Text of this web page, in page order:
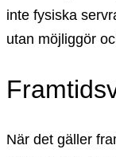
inte fysiska
utan möjliggör
När det gäller